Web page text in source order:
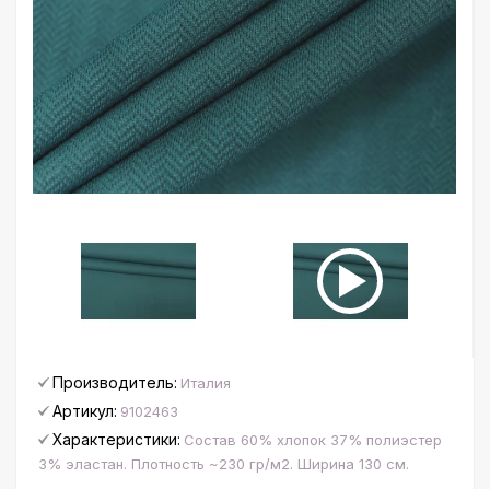
Производитель: Италия
Артикул: 9102463
Характеристики: Состав 60% хлопок 37% полиэстер
3% эластан. Плотность ~230 гр/м2. Ширина 130 см.